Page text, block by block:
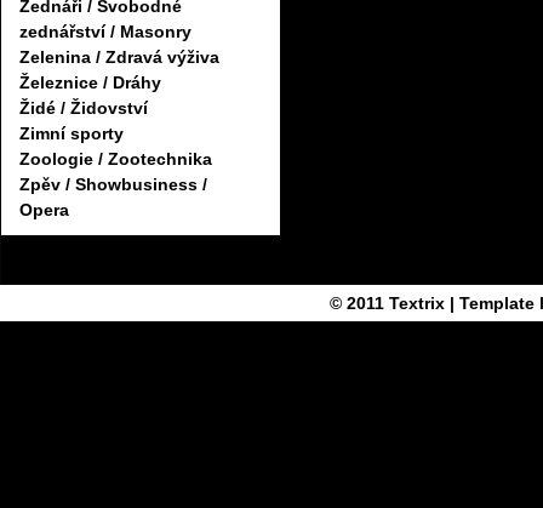
Zednáři / Svobodné
zednářství / Masonry
Zelenina / Zdravá výživa
Železnice / Dráhy
Židé / Židovství
Zimní sporty
Zoologie / Zootechnika
Zpěv / Showbusiness /
Opera
© 2011 Textrix| Template